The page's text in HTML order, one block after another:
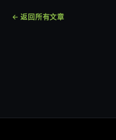
← 返回所有文章